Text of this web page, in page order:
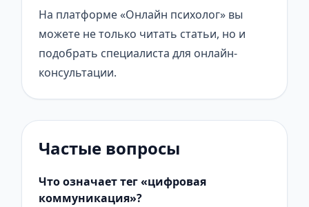
На платформе «Онлайн психолог» вы
можете не только читать статьи, но и
подобрать специалиста для онлайн-
консультации.
Частые вопросы
Что означает тег «цифровая
коммуникация»?